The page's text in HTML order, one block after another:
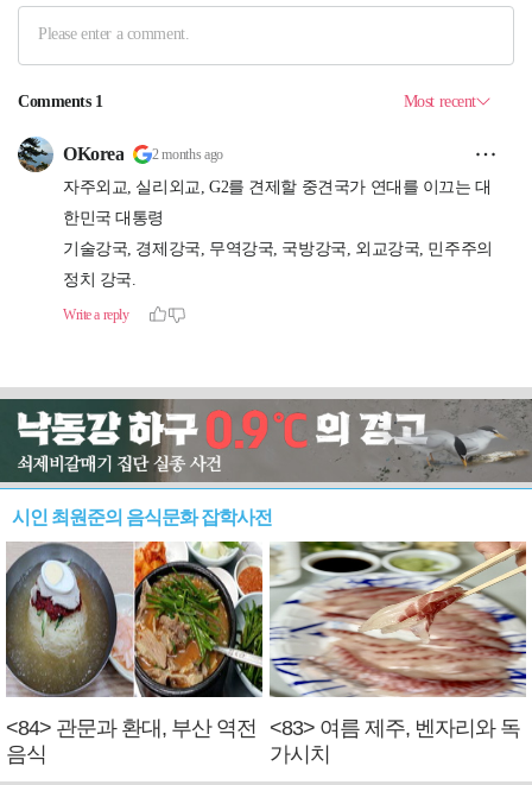
시인 최원준의 음식문화 잡학사전
<84> 관문과 환대, 부산 역전
음식
<83> 여름 제주, 벤자리와 독
가시치